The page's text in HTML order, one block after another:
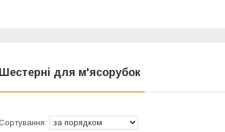
Шестерні для м'ясорубок